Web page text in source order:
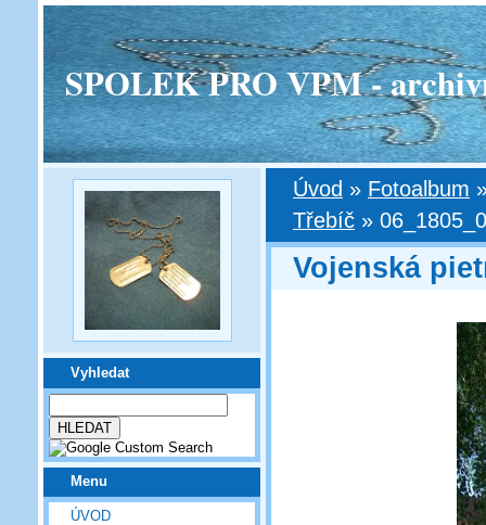
SPOLEK PRO VPM -
Vyhledat
Menu
ÚVOD
Úvod » Fotoalbum
Třebíč »
Vojenská